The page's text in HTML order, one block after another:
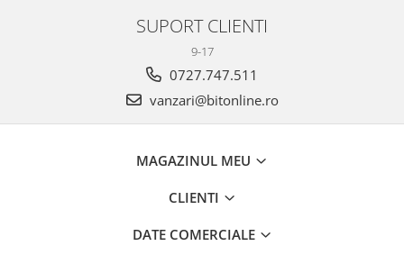
SUPORT CLIENTI
9-17
0727.747.511
vanzari@bitonline.ro
MAGAZINUL MEU
CLIENTI
DATE COMERCIALE